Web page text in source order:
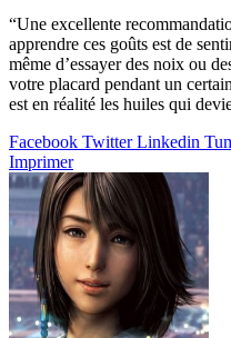
“Une excellente
apprendre ces goûts est de
même d’essayer des noix ou
votre placard pendant un
est en réalité les huiles qui
Facebook Twitter Linkedin
Imprimer